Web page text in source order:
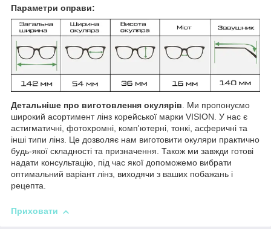
Параметри оправи:
Детальніше про виготовлення окулярів. Ми пропонуємо
широкий асортимент лінз корейської марки VISION. У нас є
астигматичні, фотохромні, комп'ютерні, тонкі, асферичні та
інші типи лінз. Це дозволяє нам виготовити окуляри практично
будь-якої складності та призначення. Також ми завжди готові
надати консультацію, під час якої допоможемо вибрати
оптимальний варіант лінз, виходячи з ваших побажань і
рецепта.
Приховати